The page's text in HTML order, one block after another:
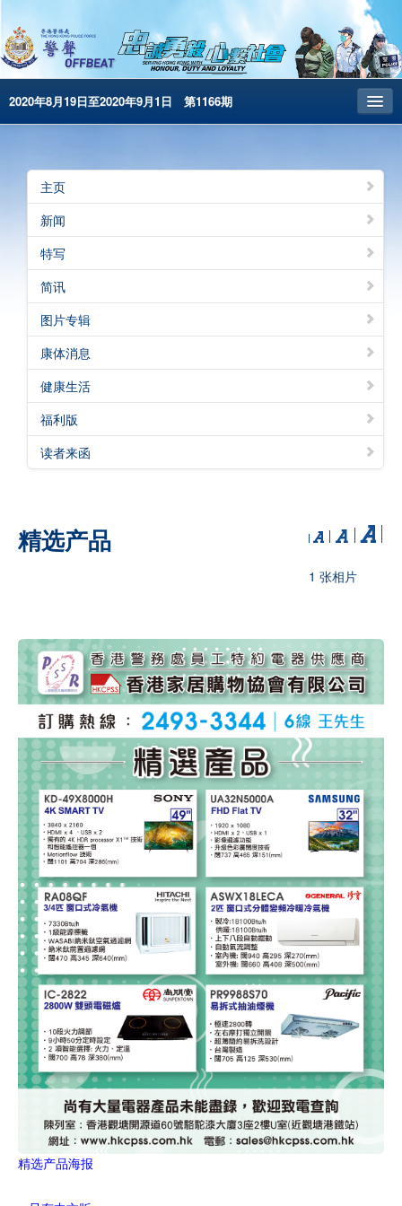
2020年8月19日至2020年9月1日 第1166期
昔日警声
警务处主页
繁體版
English
电子书版
主页
新闻
特写
简讯
图片专辑
康体消息
健康生活
福利版
读者来函
精选产品
1 张相片
精选产品海报